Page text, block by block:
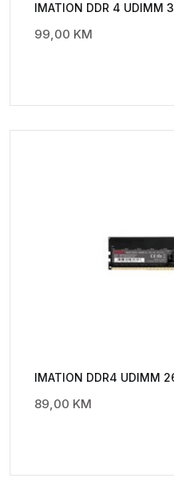
IMATION DDR 4 UDIMM
99,00 KM
IMATION DDR4 UDIMM
89,00 KM